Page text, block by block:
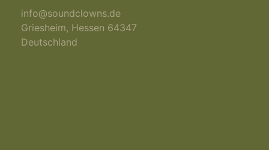
info@soundclowns.de
Griesheim, Hessen 64347
Deutschland